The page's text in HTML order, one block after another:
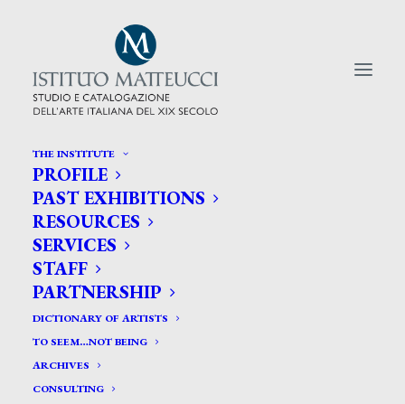
THE INSTITUTE
PROFILE
PAST EXHIBITIONS
RESOURCES
SERVICES
STAFF
PARTNERSHIP
DICTIONARY OF ARTISTS
TO SEEM…NOT BEING
ARCHIVES
CONSULTING
CERCA TRA GLI ARTISTI:
Search
for: